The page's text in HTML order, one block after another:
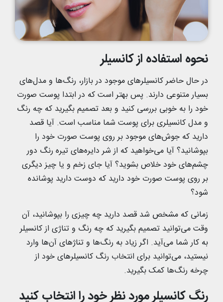
نحوه استفاده از کانسیلر
در حال حاضر کانسیلرهای موجود در بازار، رنگ‌ها و مدل‌های
بسیار متنوعی دارند. پس بهتر است که در ابتدا پوست صورت
خود را به خوبی بررسی کنید و بعد تصمیم بگیرید که چه رنگ
و مدل کانسیلری برای پوست شما مناسب است. آیا قصد
دارید که جوش‌های موجود بر روی پوست صورت خود را
بپوشانید؟ آیا می‌خواهید که از شر دایره‌های تیره رنگ دور
چشم‌های خود خلاص بشوید؟ آیا جای زخم و یا چیز دیگری
بر روی پوست صورت خود دارید که دوست دارید پوشانده
شود؟
زمانی که مشخص شد قصد دارید چه چیزی را بپوشانید، آن
وقت می‌توانید تصمیم بگیرید که چه رنگ و تناژی از کانسیلر
به کار شما می‌آید. اگر زیاد به رنگ‌ها و تناژهای آن‌ها وارد
نیستید، می‌توانید برای انتخاب رنگ کانسیلرهای خود از
چرخه رنگ‌ها کمک بگیرید.
رنگ کانسیلر مورد نظر خود را انتخاب کنید